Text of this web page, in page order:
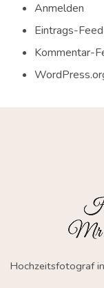
Anmelden
Eintrags-Feed
Kommentar-
Hochzeitsfotograf